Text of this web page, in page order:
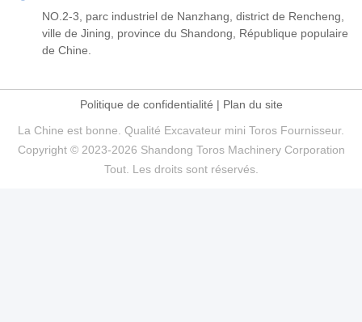
NO.2-3, parc industriel de Nanzhang, district de Rencheng,
ville de Jining, province du Shandong, République populaire
de Chine.
Politique de confidentialité | Plan du site
La Chine est bonne. Qualité Excavateur mini Toros Fournisseur.
Copyright © 2023-2026 Shandong Toros Machinery Corporation
Tout. Les droits sont réservés.